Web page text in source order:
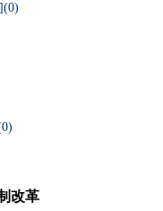
0)
0)
改革